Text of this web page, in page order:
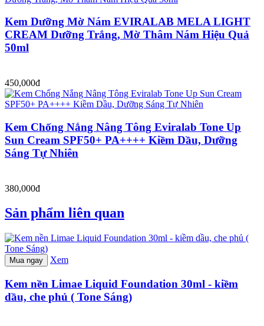
Kem Dưỡng Mờ Nám EVIRALAB MELA LIGHT
CREAM Dưỡng Trắng, Mờ Thâm Nám Hiệu Quả
50ml
450,000đ
Kem Chống Nắng Nâng Tông Eviralab Tone Up
Sun Cream SPF50+ PA++++ Kiềm Dầu, Dưỡng
Sáng Tự Nhiên
380,000đ
Sản phẩm liên quan
Mua ngay Xem
Kem nền Limae Liquid Foundation 30ml - kiềm
dầu, che phủ ( Tone Sáng)